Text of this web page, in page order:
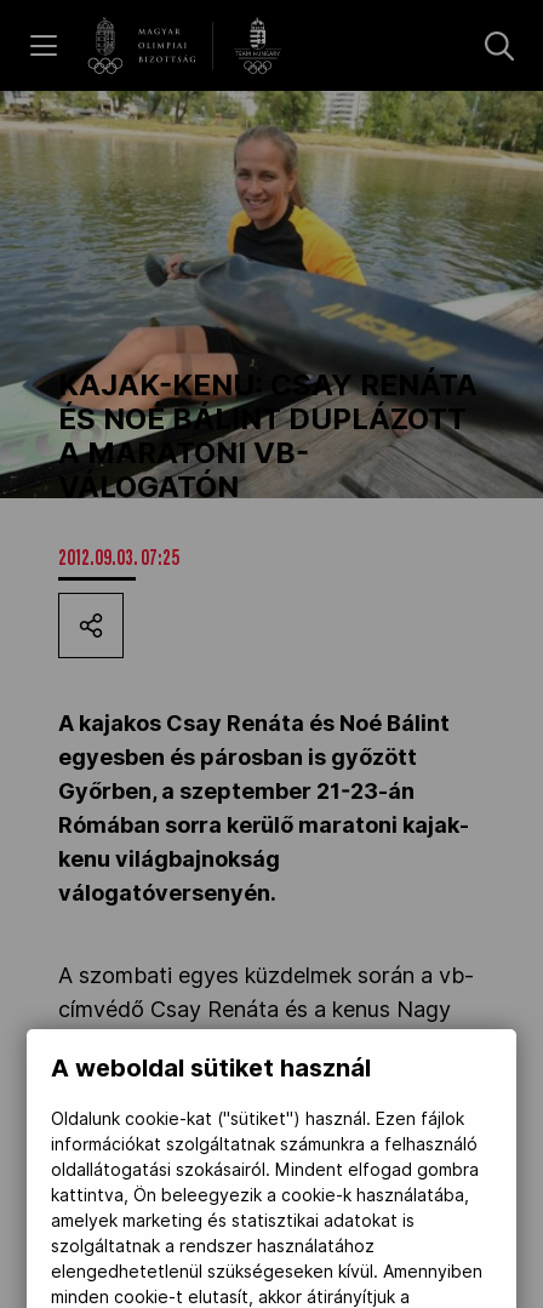
Hírek
Galéria
Dakar 2026
Los Angeles 2028
MOB
Kettőskarrier-program
Társszervezetek
OVEP
KAJAK-KENU: CSAY RENÁTA
ÉS NOÉ BÁLINT DUPLÁZOTT
A MARATONI VB-
VÁLOGATÓN
2012.09.03. 07:25
A kajakos Csay Renáta és Noé Bálint
egyesben és párosban is győzött
Győrben, a szeptember 21-23-án
Rómában sorra kerülő maratoni kajak-
kenu világbajnokság
válogatóversenyén.
A szombati egyes küzdelmek során a vb-
címvédő Csay Renáta és a kenus Nagy
kilométeren. Csay mögött Bara Alexandra
és Kiszli Vanda ért célba másodikként,
illetve harmadikként, míg Nagyot Dóczé
Ádám és Gilányi Zsolt követte a célban. A
férfi kajakosok küzdelme nagy izgalmakat
hozott, s végül Noé Bálint kiélezett
küzdelem után nyert Boros Adrián előtt.
A weboldal sütiket használ
Oldalunk cookie-kat ("sütiket") használ. Ezen fájlok
információkat szolgáltatnak számunkra a felhasználó
oldallátogatási szokásairól. Mindent elfogad gombra
kattintva, Ön beleegyezik a cookie-k használatába,
amelyek marketing és statisztikai adatokat is
szolgáltatnak a rendszer használatához
elengedhetetlenül szükségeseken kívül. Amennyiben
minden cookie-t elutasít, akkor átirányítjuk a